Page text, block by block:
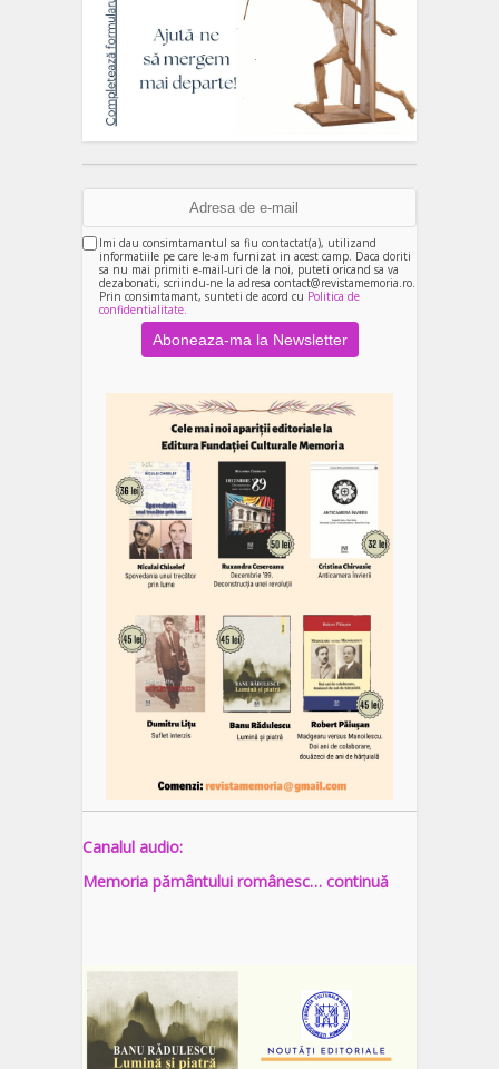
Imi dau consimtamantul sa fiu contactat(a), utilizand
informatiile pe care le-am furnizat in acest camp. Daca doriti
sa nu mai primiti e-mail-uri de la noi, puteti oricand sa va
dezabonati, scriindu-ne la adresa contact@revistamemoria.ro.
Prin consimtamant, sunteti de acord cu Politica de
confidentialitate.
Canalul audio:
Memoria pământului românesc… continuă